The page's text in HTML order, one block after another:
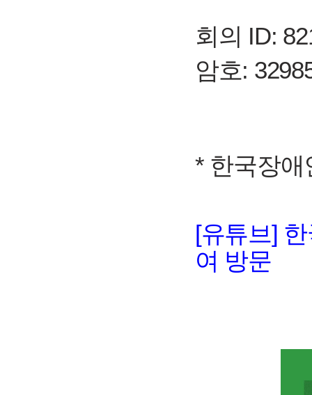
회의 ID:
암호:
* 한국장애
[유튜브]
여 방문